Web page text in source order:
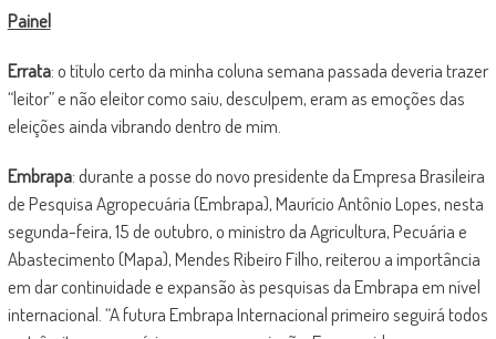
Painel
Errata: o título certo da minha coluna semana passada deveria trazer
“leitor” e não eleitor como saiu, desculpem, eram as emoções das
eleições ainda vibrando dentro de mim.
Embrapa: durante a posse do novo presidente da Empresa Brasileira
de Pesquisa Agropecuária (Embrapa), Maurício Antônio Lopes, nesta
segunda-feira, 15 de outubro, o ministro da Agricultura, Pecuária e
Abastecimento (Mapa), Mendes Ribeiro Filho, reiterou a importância
em dar continuidade e expansão às pesquisas da Embrapa em nível
internacional. “A futura Embrapa Internacional primeiro seguirá todos